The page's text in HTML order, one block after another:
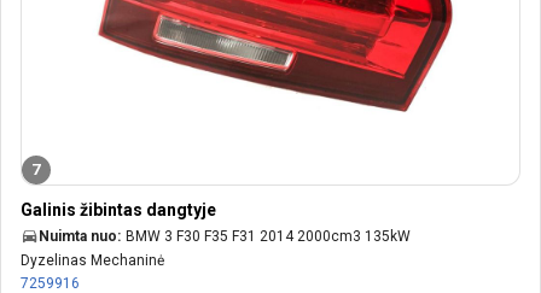
7
Galinis žibintas dangtyje
Nuimta nuo: BMW 3 F30 F35 F31 2014 2000cm3 135kW
Dyzelinas Mechaninė
7259916